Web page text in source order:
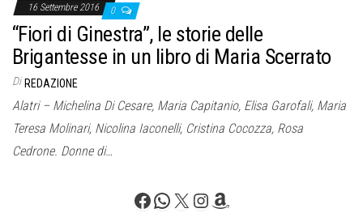
16 Settembre 2016 0
“Fiori di Ginestra”, le storie delle
Brigantesse in un libro di Maria Scerrato
Di REDAZIONE
Alatri – Michelina Di Cesare, Maria Capitanio, Elisa Garofali, Maria
Teresa Molinari, Nicolina Iaconelli, Cristina Cocozza, Rosa
Cedrone. Donne di…
Facebook
WhatsApp
X Instagram
Amazon